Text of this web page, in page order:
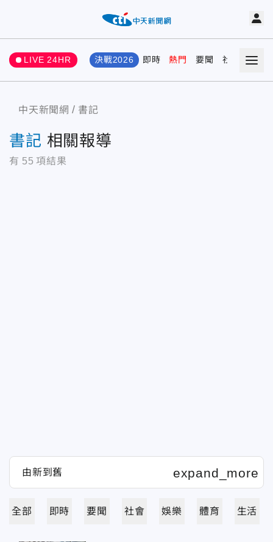
LIVE 24HR 決戰2026 即時 熱門 要聞 社會 娛樂
中天新聞網 書記
書記 相關報導
有 55 項結果
全部 即時 要聞 社會 娛樂 體育 生活